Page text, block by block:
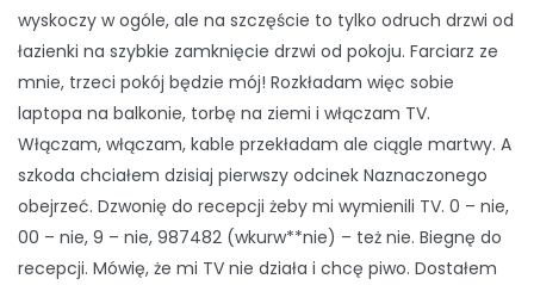
wyskoczy w ogóle, ale na szczęście to tylko odruch drzwi od
łazienki na szybkie zamknięcie drzwi od pokoju. Farciarz ze
mnie, trzeci pokój będzie mój! Rozkładam więc sobie
laptopa na balkonie, torbę na ziemi i włączam TV.
Włączam, włączam, kable przekładam ale ciągle martwy. A
szkoda chciałem dzisiaj pierwszy odcinek Naznaczonego
obejrzeć. Dzwonię do recepcji żeby mi wymienili TV. 0 – nie,
00 – nie, 9 – nie, 987482 (wkurw**nie) – też nie. Biegnę do
recepcji. Mówię, że mi TV nie działa i chcę piwo. Dostałem